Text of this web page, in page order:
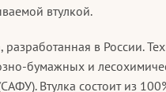
втулкой.
в России.
бумажных и
Втулка состоит из